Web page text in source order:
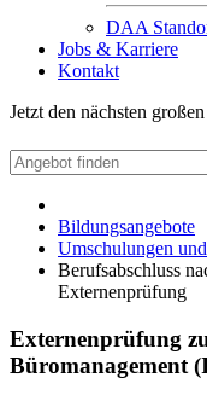
DAA
Jobs & Karriere
Kontakt
Jetzt den nächsten
Bildungsangebote
Umschulungen
Berufsabschluss
Externenprüfung
Externenprüfung
Büromanagement